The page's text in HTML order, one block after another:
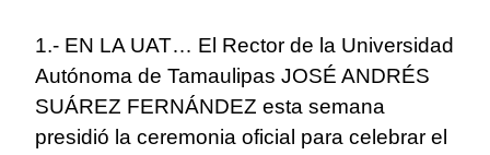
1.- EN LA UAT… El Rector de la Universidad
Autónoma de Tamaulipas JOSÉ ANDRÉS
SUÁREZ FERNÁNDEZ esta semana
presidió la ceremonia oficial para celebrar el